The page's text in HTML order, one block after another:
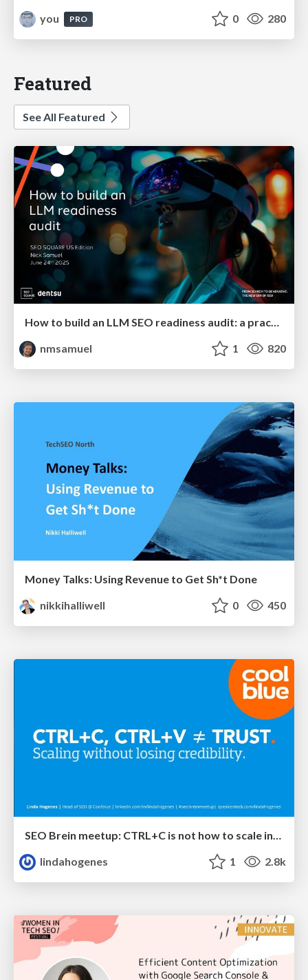
you
PRO 0 280
Featured
See All Featured
How to build an LLM SEO readiness audit: a practical framework
nmsamuel
1 820
Money Talks: Using Revenue to Get Sh*t Done
nikkihalliwell
0 450
SEO Brein meetup: CTRL+C is not how to scale international SEO
lindahogenes
1 2.8k